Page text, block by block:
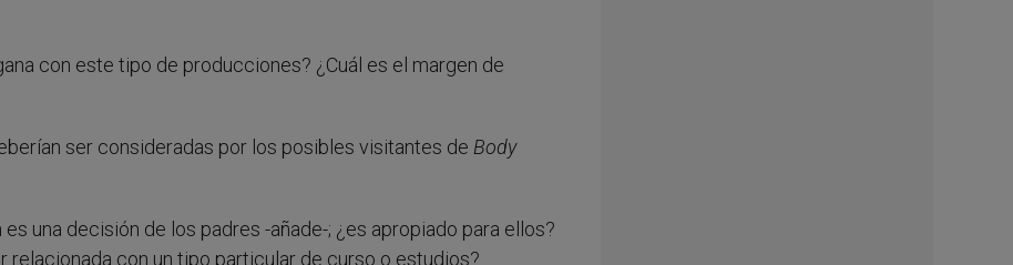
con este tipo de producciones? ¿Cuál es el margen de
ser consideradas por los posibles visitantes de Body
una decisión de los padres -añade-; ¿es apropiado para ellos?
relacionada con un tipo particular de curso o estudios?